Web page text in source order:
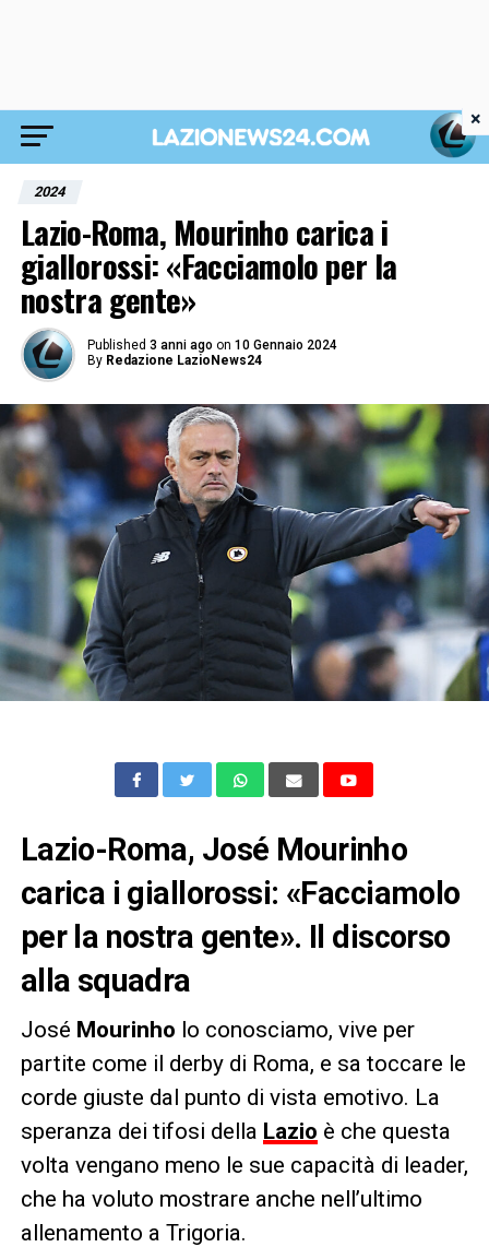
2024
Lazio-Roma, Mourinho carica i
giallorossi: «Facciamolo per la
nostra gente»
Published 3 anni ago on 10 Gennaio 2024
By Redazione LazioNews24
Lazio-Roma, José Mourinho
carica i giallorossi: «Facciamolo
per la nostra gente». Il discorso
alla squadra
José Mourinho lo conosciamo, vive per
partite come il derby di Roma, e sa toccare le
corde giuste dal punto di vista emotivo. La
speranza dei tifosi della Lazio è che questa
volta vengano meno le sue capacità di leader,
che ha voluto mostrare anche nell’ultimo
allenamento a Trigoria.
×